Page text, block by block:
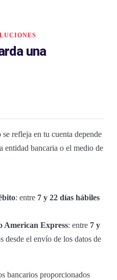
una
refleja en tu cuenta depende
entidad bancaria o el medio de
: entre 7 y 22 días hábiles
American Express: entre 7 y
desde el envío de los datos de
bancarios proporcionados